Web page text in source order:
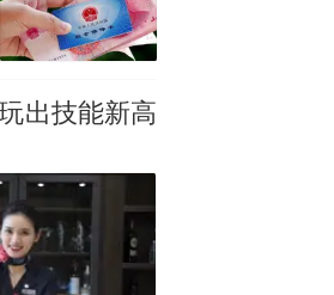
出技能新高